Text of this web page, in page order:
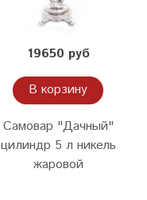
19650 руб
В корзину
Самовар "Дачный"
цилиндр 5 л никель
жаровой